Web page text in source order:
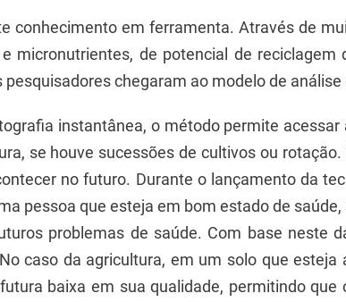
conhecimento em ferramenta. Através de
micronutrientes, de potencial de
chegaram ao modelo de
instantânea, o método permite
se houve sucessões de cultivos ou
no futuro. Durante o lançamento da
pessoa que esteja em bom estado de
problemas de saúde. Com base neste
caso da agricultura, em um solo que esteja
baixa em sua qualidade, permitindo